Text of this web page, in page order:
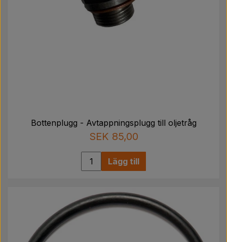
Bottenplugg - Avtappningsplugg till oljetråg
SEK 85,00
Lägg till